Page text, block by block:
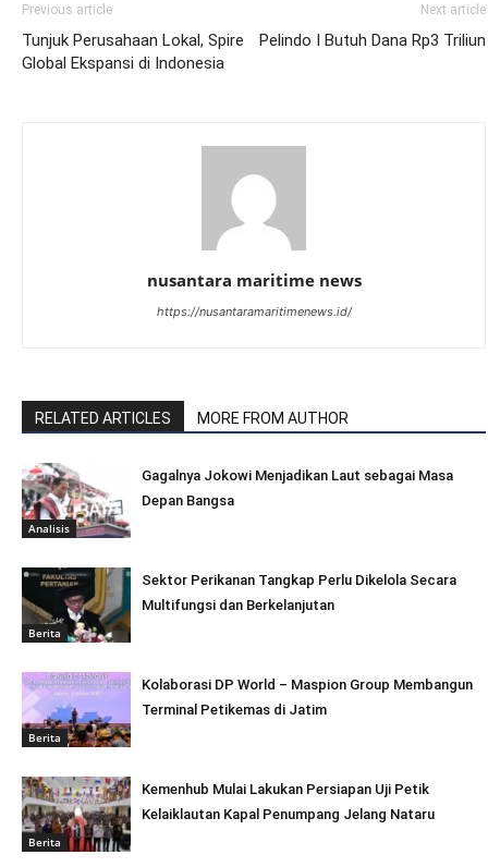
Previous article
Tunjuk Perusahaan Lokal, Spire
Global Ekspansi di Indonesia
Next article
Pelindo I Butuh Dana Rp3 Triliun
nusantara maritime news
https://nusantaramaritimenews.id/
RELATED ARTICLES MORE FROM AUTHOR
Analisis
Gagalnya Jokowi Menjadikan Laut sebagai Masa
Depan Bangsa
Berita
Sektor Perikanan Tangkap Perlu Dikelola Secara
Multifungsi dan Berkelanjutan
Berita
Kolaborasi DP World – Maspion Group Membangun
Terminal Petikemas di Jatim
Berita
Kemenhub Mulai Lakukan Persiapan Uji Petik
Kelaiklautan Kapal Penumpang Jelang Nataru